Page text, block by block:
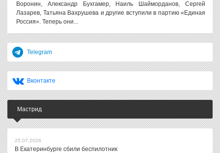
Воронин, Александр Бухгамер, Наиль Шайморданов, Сергей
Лазарев, Татьяна Вахрушева и другие вступили в партию «Единая
Россия». Теперь они...
Telegram
Вконтакте
Мастрид
25.07.2026
В Екатеринбурге сбили беспилотник